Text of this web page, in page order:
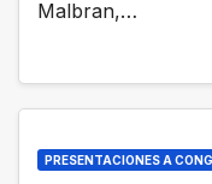
Malbran,…
PRESENTACIONES A